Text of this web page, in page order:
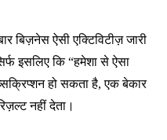
बिज़नेस ऐसी एक्टिविटीज़ जारी
इसलिए कि “हमेशा से ऐसा
हो सकता है, एक बेकार
नहीं देता।